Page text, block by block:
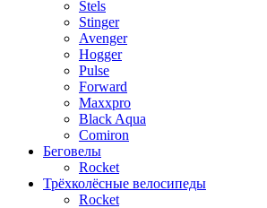
Stels
Stinger
Avenger
Hogger
Pulse
Forward
Maxxpro
Black Aqua
Comiron
Беговелы
Rocket
Трёхколёсные велосипеды
Rocket